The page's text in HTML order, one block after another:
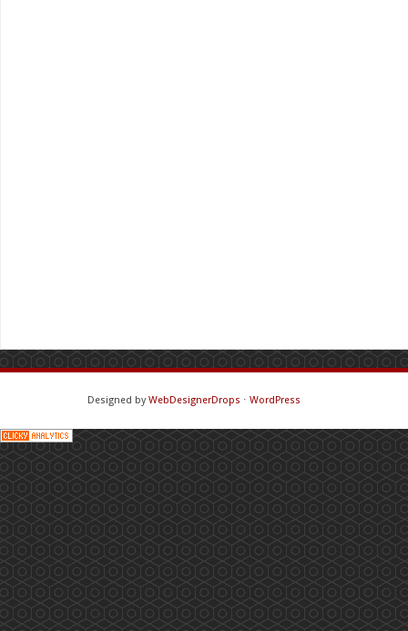
Designed byWebDesignerDrops ⋅ WordPress